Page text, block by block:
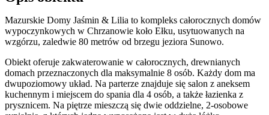
Mazurskie Domy Jaśmin & Lilia to kompleks całorocznych domów
wypoczynkowych w Chrzanowie koło Ełku, usytuowanych na
wzgórzu, zaledwie 80 metrów od brzegu jeziora Sunowo.
Obiekt oferuje zakwaterowanie w całorocznych, drewnianych
domach przeznaczonych dla maksymalnie 8 osób. Każdy dom ma
dwupoziomowy układ. Na parterze znajduje się salon z aneksem
kuchennym i miejscem do spania dla 4 osób, a także łazienka z
prysznicem. Na piętrze mieszczą się dwie oddzielne, 2-osobowe